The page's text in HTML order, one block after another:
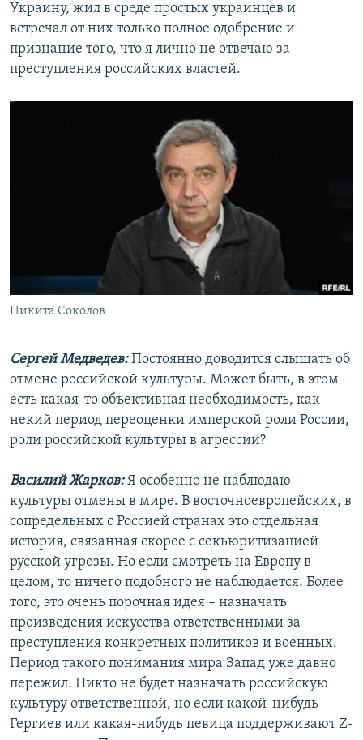
Украину, жил в среде простых украинцев и
встречал от них только полное одобрение и
признание того, что я лично не отвечаю за
преступления российских властей.
Никита Соколов
Сергей Медведев:Постоянно доводится слышать об
отмене российской культуры. Может быть, в этом
есть какая-то объективная необходимость, как
некий период переоценки имперской роли России,
роли российской культуры в агрессии?
Василий Жарков:Я особенно не наблюдаю
культуры отмены в мире. В восточноевропейских, в
сопредельных с Россией странах это отдельная
история, связанная скорее с секьюритизацией
русской угрозы. Но если смотреть на Европу в
целом, то ничего подобного не наблюдается. Более
того, это очень порочная идея – назначать
произведения искусства ответственными за
преступления конкретных политиков и военных.
Период такого понимания мира Запад уже давно
пережил. Никто не будет назначать российскую
культуру ответственной, но если какой-нибудь
Гергиев или какая-нибудь певица поддерживают Z-